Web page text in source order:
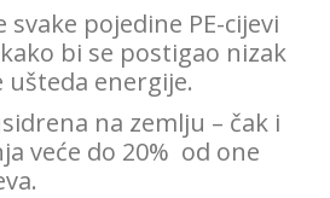
pojedine PE-cijevi
bi se postigao nizak
energije.
na zemlju – čak i
veće do 20% od one